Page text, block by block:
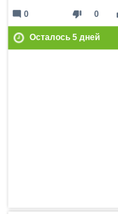
thumb_down 0
mode_comment 0
Осталось 5дней